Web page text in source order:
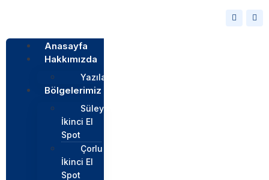
Anasayfa
Hakkımızda
Yazılar
Bölgelerimiz
Süleymapaşa
İkinci El
Spot
Çorlu
İkinci El
Spot